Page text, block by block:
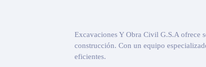
Excavaciones Y Obra Civil G.S.A ofrece
construcción. Con un equipo
eficientes.